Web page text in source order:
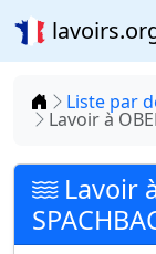
Accueil
Liste par
Lavoir à
Lavoir